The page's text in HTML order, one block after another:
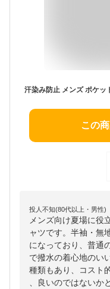
この
投人不知(80代以上・男性)
メンズ向け夏場に役
ャツです。半袖・無
になっており、普通
で撥水の着心地のい
種類もあり、コスト
、良いのではないか